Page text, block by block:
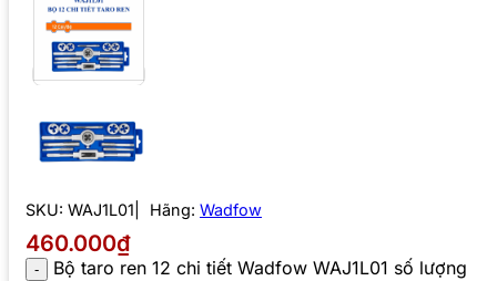
SKU: WAJ1L01 Hãng: Wadfow
460.000₫
Bộ taro ren 12 chi tiết Wadfow WAJ1L01 số lượng